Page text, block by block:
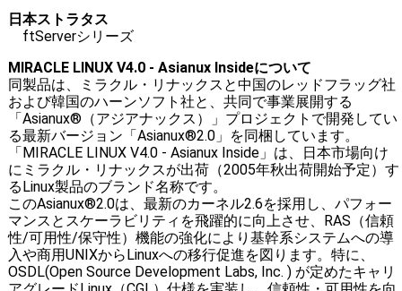
日本ストラタス
ftServerシリーズ
MIRACLE LINUX V4.0 - Asianux Insideについて
同製品は、ミラクル・リナックスと中国のレッドフラッグ社
および韓国のハーンソフト社と、共同で事業展開する
「Asianux®（アジアナックス）」プロジェクトで開発してい
る最新バージョン「Asianux®2.0」を同梱しています。
「MIRACLE LINUX V4.0 - Asianux Inside」は、日本市場向け
にミラクル・リナックスが出荷（2005年秋出荷開始予定）す
るLinux製品のブランド名称です。
このAsianux®2.0は、最新のカーネル2.6を採用し、パフォー
マンスとスケーラビリティを飛躍的に向上させ、RAS（信頼
性/可用性/保守性）機能の強化により基幹系システムへの導
入や商用UNIXからLinuxへの移行促進を図ります。特に、
OSDL(Open Source Development Labs, Inc. ) が定めたキャリ